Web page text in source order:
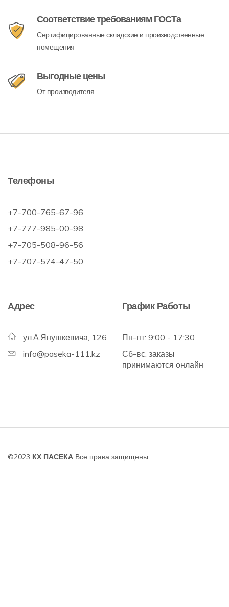
Соответствие требованиям ГОСТа
Сертифицированные складские и производственные
помещения
Выгодные цены
От производителя
Телефоны
+7-700-765-67-96
+7-777-985-00-98
+7-705-508-96-56
+7-707-574-47-50
Адрес
ул.А.Янушкевича, 126
info@paseka-111.kz
График Работы
Пн-пт: 9:00 - 17:30
Сб-вс: заказы
принимаются онлайн
©2023 КХ ПАСЕКА Все права защищены